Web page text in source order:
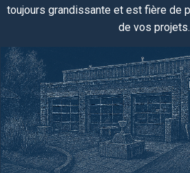
toujours grandissante et est fière de
de vos projets.